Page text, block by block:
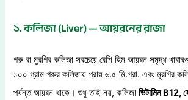
১. কলিজা (Liver) — আয়রনের রাজা
গরু বা মুরগির কলিজা সবচেয়ে বেশি হিম আয়রন সমৃদ্ধ
১০০ গ্রাম গরুর কলিজায় প্রায় ৬.৫ মি.গ্রা. এবং মুরগির
পর্যন্ত আয়রন থাকে। শুধু তাই নয়, কলিজাভিটামিনB12,